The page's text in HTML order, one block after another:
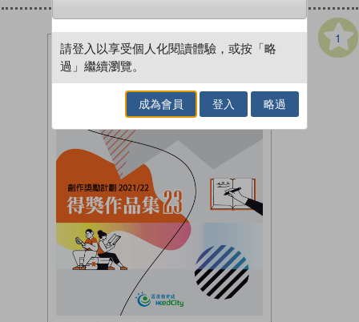
1
請登入以享受個人化閱讀體驗，或按「略
過」繼續瀏覽。
成為會員 登入 略過